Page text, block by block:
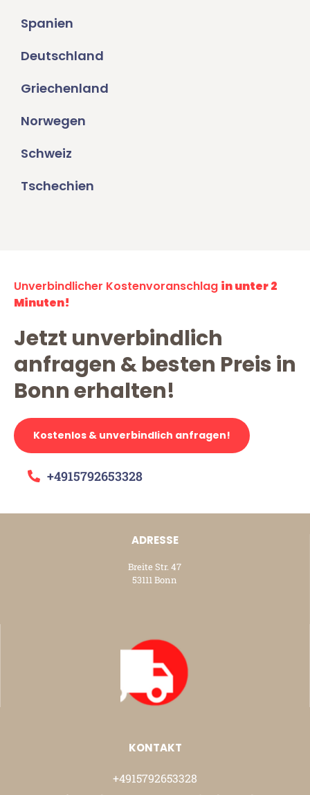
Spanien
Deutschland
Griechenland
Norwegen
Schweiz
Tschechien
Unverbindlicher Kostenvoranschlag in unter 2
Minuten!
Jetzt unverbindlich
anfragen & besten Preis in
Bonn erhalten!
Kostenlos & unverbindlich anfragen!
+4915792653328
ADRESSE
Breite Str. 47
53111 Bonn
KONTAKT
+4915792653328